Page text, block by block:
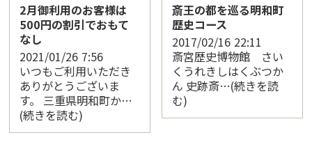
2月御利用のお客様は
500円の割引でおもて
なし
2021/01/26 7:56
いつもご利用いただき
ありがとうございま
す。 三重県明和町か…
(続きを読む)
斎王の都を巡る明和町
歴史コース
2017/02/16 22:11
斎宮歴史博物館 さい
くうれきしはくぶつか
ん 史跡斎…(続きを読
む)